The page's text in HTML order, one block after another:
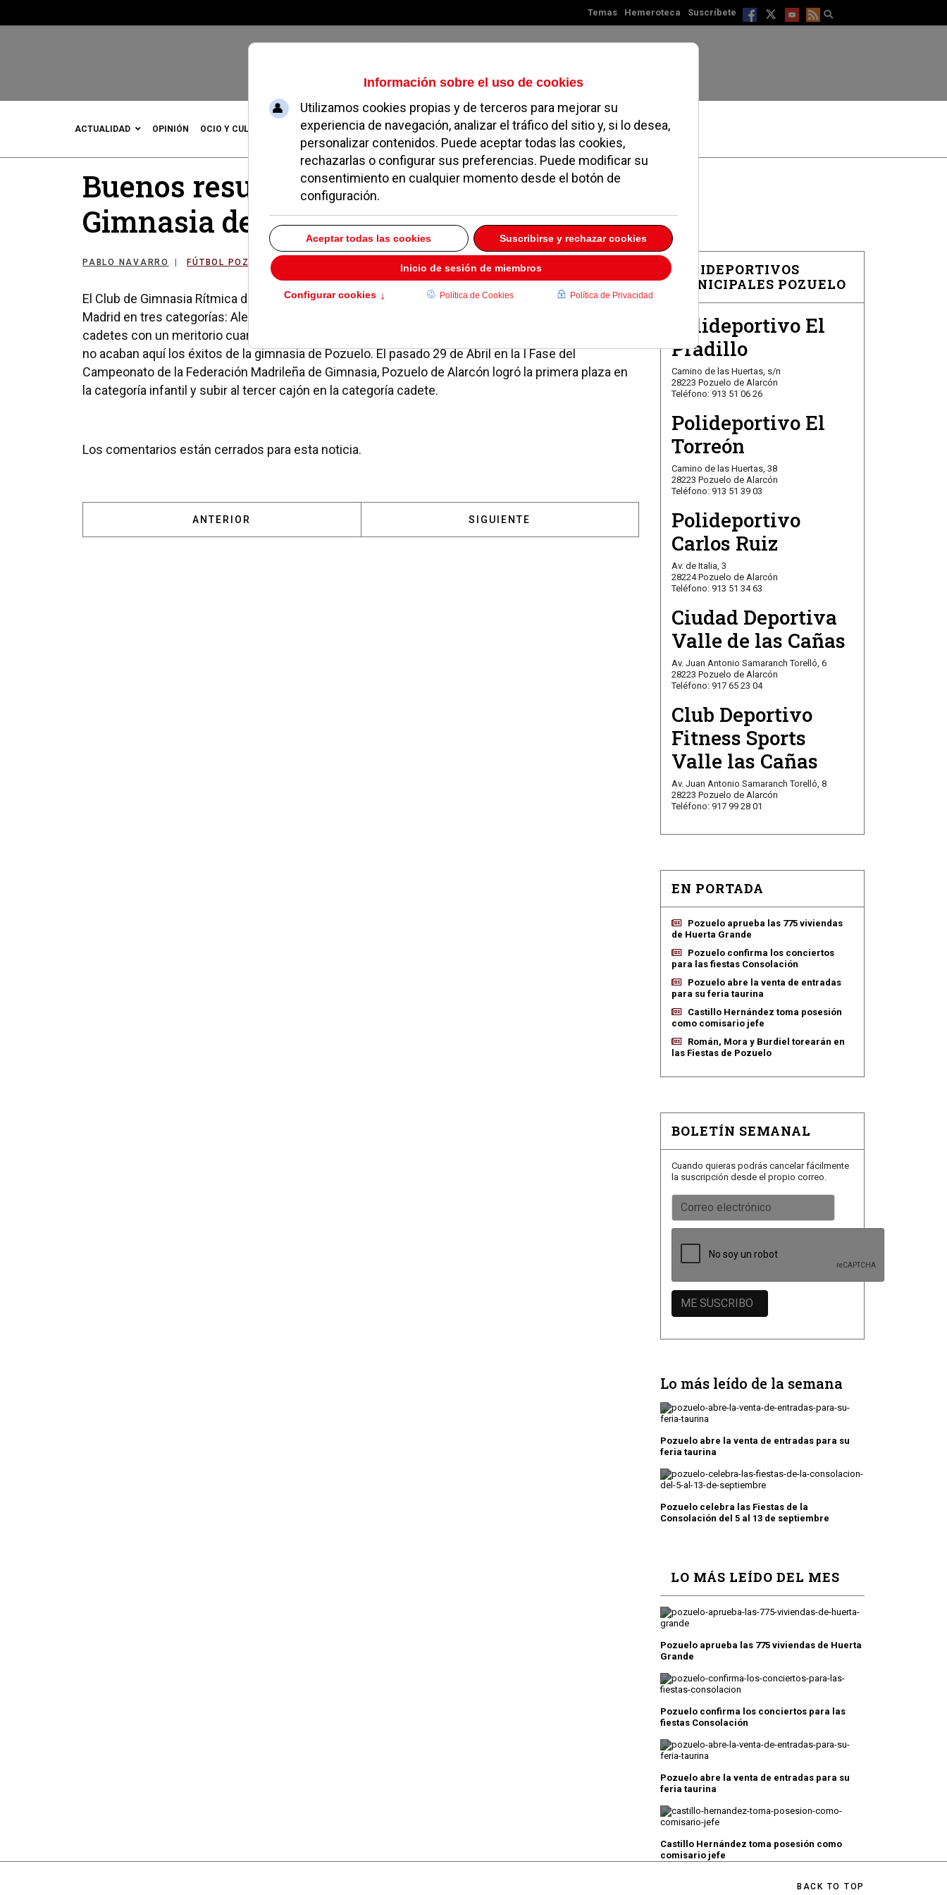
Temas Hemeroteca Suscríbete
Jueves, 06 de agosto de 2026
ACTUALIDAD OPINIÓN OCIO Y CULTURA DEPORTES MADRID NOROESTE SOCIEDAD MAGAZINE SERVICIOS
Buenos resultados de la cantera de
Gimnasia de Pozuelo
PABLO NAVARRO FÚTBOL POZUELO
El Club de Gimnasia Rítmica de Pozuelo de Alarcón se presentará a la Final del Campeonato de
Madrid en tres categorías: Alevín como segundo clasificado, Infantil como primer clasificado y las
cadetes con un meritorio cuarto puesto representarán a la localidad de Pozuelo en la fase final.Pero
no acaban aquí los éxitos de la gimnasia de Pozuelo. El pasado 29 de Abril en la I Fase del
Campeonato de la Federación Madrileña de Gimnasia, Pozuelo de Alarcón logró la primera plaza en
la categoría infantil y subir al tercer cajón en la categoría cadete.
Los comentarios están cerrados para esta noticia.
ARTÍCULO ANTERIOR: POZUELO ACOGE EL II TORNEO INTERNACIONAL DE GIMNASIA “PATRICIA MORENO”
ANTERIOR ARTÍCULO SIGUIENTE: JORNADA GLORIOSA PARA EL RUGBY DE POZUELO
SIGUIENTE
POLIDEPORTIVOS
MUNICIPALES POZUELO
Polideportivo El
Pradillo
Camino de las Huertas, s/n
28223 Pozuelo de Alarcón
Teléfono: 913 51 06 26
Polideportivo El
Torreón
Camino de las Huertas, 38
28223 Pozuelo de Alarcón
Teléfono: 913 51 39 03
Polideportivo
Carlos Ruiz
Av. de Italia, 3
28224 Pozuelo de Alarcón
Teléfono: 913 51 34 63
Ciudad Deportiva
Valle de las Cañas
Av. Juan Antonio Samaranch Torelló, 6
28223 Pozuelo de Alarcón
Teléfono: 917 65 23 04
Club Deportivo
Fitness Sports
Valle las Cañas
Av. Juan Antonio Samaranch Torelló, 8
28223 Pozuelo de Alarcón
Teléfono: 917 99 28 01
EN PORTADA
Pozuelo aprueba las 775 viviendas
de Huerta Grande
Pozuelo confirma los conciertos
para las fiestas Consolación
Pozuelo abre la venta de entradas
para su feria taurina
Castillo Hernández toma posesión
como comisario jefe
Román, Mora y Burdiel torearán en
las Fiestas de Pozuelo
BOLETÍN SEMANAL
Cuando quieras podrás cancelar fácilmente
la suscripción desde el propio correo.
Lo más leído de la semana
Pozuelo abre la venta de entradas para su
feria taurina
Pozuelo celebra las Fiestas de la
Consolación del 5 al 13 de septiembre
LO MÁS LEÍDO DEL MES
Pozuelo aprueba las 775 viviendas de Huerta
Grande
Pozuelo confirma los conciertos para las
fiestas Consolación
Pozuelo abre la venta de entradas para su
feria taurina
Castillo Hernández toma posesión como
comisario jefe
BACK TO TOP